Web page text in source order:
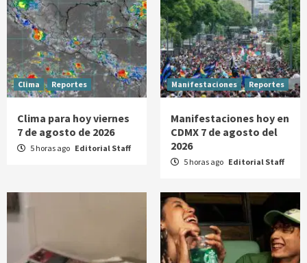
Clima Reportes
Clima para hoy viernes
7 de agosto de 2026
5 horas ago Editorial Staff
Manifestaciones Reportes
Manifestaciones hoy en
CDMX 7 de agosto del
2026
5 horas ago Editorial Staff